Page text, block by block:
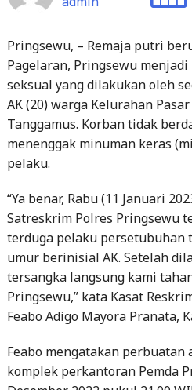
Pagelaran, Pringsewu menjadi
seksual yang dilakukan oleh
AK (20) warga Kelurahan
Tanggamus. Korban tidak
menenggak minuman keras
pelaku.
“Ya benar, Rabu (11 Januari
Satreskrim Polres Pringsewu
terduga pelaku persetubuhan
umur berinisial AK. Setelah
tersangka langsung kami
Pringsewu,” kata Kasat
Feabo Adigo Mayora Pranata,
Feabo mengatakan perbuatan
komplek perkantoran Pemda
Desember 2022 pukul 21.00